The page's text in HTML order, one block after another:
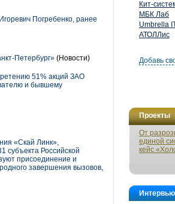
Кит-
МБК Лаб
Umbrella
АТОЛЛис
Добавь
Проекты
От
единой
кейс
Интервью
Погребенко, ранее
Петербург» (Новости)
51% акций ЗАО
и бывшему
«Скай Линк»,
субъекта Российской
присоединение и
завершения вызовов,